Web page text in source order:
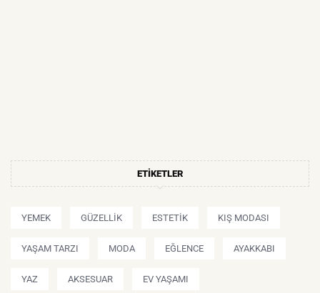
ETIKETLER
YEMEK GÜZELLIK ESTETIK KIŞ MODASI
YAŞAM TARZI MODA EĞLENCE AYAKKABI
YAZ AKSESUAR EV YAŞAMI